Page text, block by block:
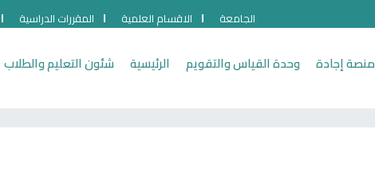
الجامعة الاقسام العلمية المقررات الدراسية
منصة إجادة وحدة القياس والتقويم الرئيسية شئون التعليم والطلاب